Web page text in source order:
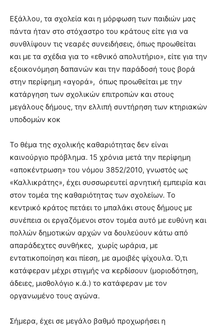
Εξάλλου, τα σχολεία και η μόρφωση των παιδιών μας
πάντα ήταν στο στόχαστρο του κράτους είτε για να
συνθλίψουν τις νεαρές συνειδήσεις, όπως προωθείται
και με τα σχέδια για το «εθνικό απολυτήριο», είτε για την
εξοικονόμηση δαπανών και την παράδοσή τους βορά
στην περίφημη «αγορά», όπως προωθείται με την
κατάργηση των σχολικών επιτροπών και στους
μεγάλους δήμους, την ελλιπή συντήρηση των κτηριακών
υποδομών κοκ
Το θέμα της σχολικής καθαριότητας δεν είναι
καινούργιο πρόβλημα. 15 χρόνια μετά την περίφημη
«αποκέντρωση» του νόμου 3852/2010, γνωστός ως
«Καλλικράτης», έχει συσσωρευτεί αρνητική εμπειρία και
στον τομέα της καθαριότητας των σχολείων. Το
κεντρικό κράτος πετάει το μπαλάκι στους δήμους με
συνέπεια οι εργαζόμενοι στον τομέα αυτό με ευθύνη και
πολλών δημοτικών αρχών να δουλεύουν κάτω από
απαράδεχτες συνθήκες, χωρίς ωράρια, με
εντατικοποίηση και πίεση, με αμοιβές ψίχουλα. Ό,τι
κατάφεραν μέχρι στιγμής να κερδίσουν (μοριοδότηση,
άδειες, μισθολόγιο κ.ά.) το κατάφεραν με τον
οργανωμένο τους αγώνα.
Σήμερα, έχει σε μεγάλο βαθμό προχωρήσει η